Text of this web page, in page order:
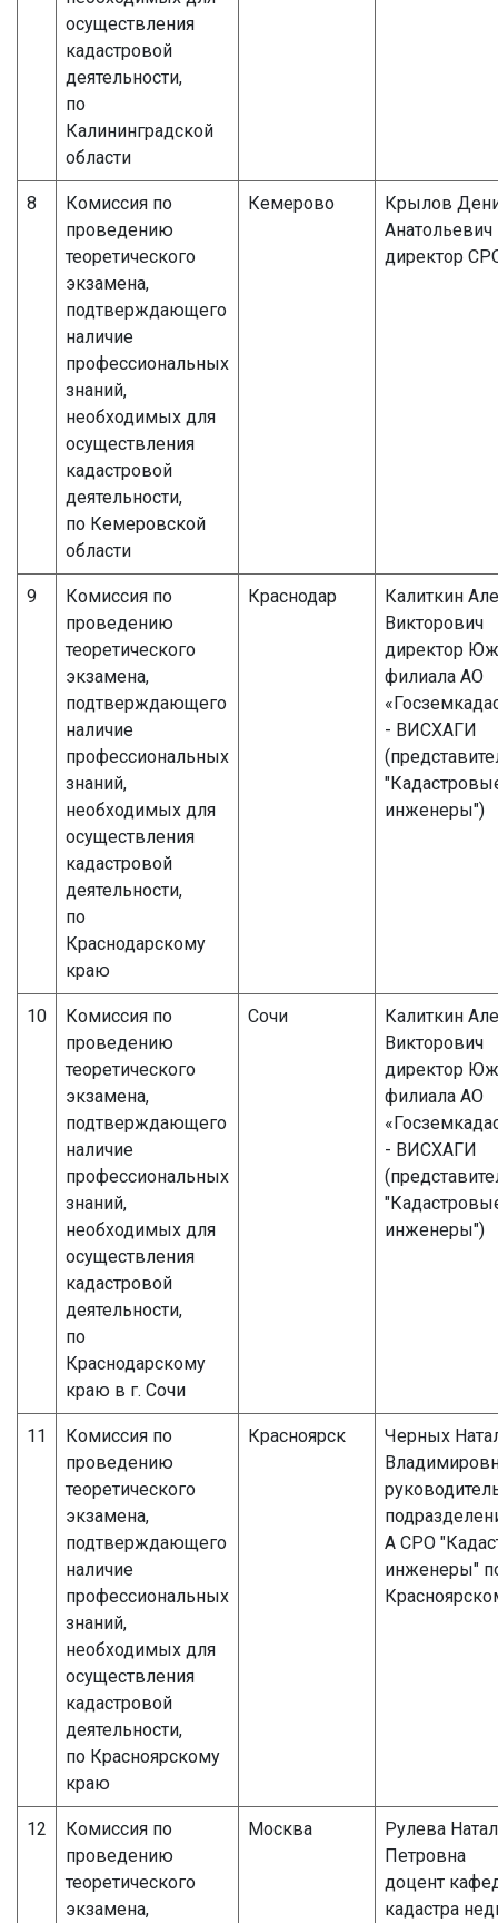
осуществления
кадастровой
деятельности,
по
Калининградской
области
8
Комиссия по
проведению
теоретического
экзамена,
подтверждающего
наличие
профессиональных
знаний,
необходимых для
осуществления
кадастровой
деятельности,
по Кемеровской
области
Кемерово
Крылов
Анатольевич
директор
9
Комиссия по
проведению
теоретического
экзамена,
подтверждающего
наличие
профессиональных
знаний,
необходимых для
осуществления
кадастровой
деятельности,
по
Краснодарскому
краю
Краснодар
Калиткин
Викторович
директор
филиала АО
- ВИСХАГИ
инженеры")
10
Комиссия по
проведению
теоретического
экзамена,
подтверждающего
наличие
профессиональных
знаний,
необходимых для
осуществления
кадастровой
деятельности,
по
Краснодарскому
краю в г. Сочи
Сочи
Калиткин
Викторович
директор
филиала АО
- ВИСХАГИ
инженеры")
11
Комиссия по
проведению
теоретического
экзамена,
подтверждающего
наличие
профессиональных
знаний,
необходимых для
осуществления
кадастровой
деятельности,
по Красноярскому
краю
Красноярск
Черных
А СРО
инженеры"
12
Комиссия по
проведению
теоретического
экзамена,
Москва
Рулева
Петровна
доцент
кадастра